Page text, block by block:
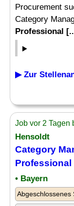
Procurement
Category
Professional
▶ Zur
Job vor 2 Tagen
Hensoldt
Category
Professional
• Bayern
Abgeschlossenes